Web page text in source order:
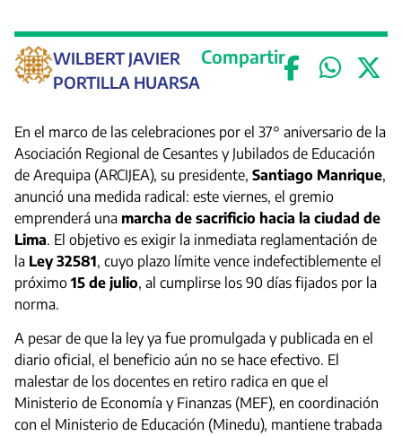
WILBERT JAVIER
PORTILLA HUARSA
Compartir
En el marco de las celebraciones por el 37° aniversario de la
Asociación Regional de Cesantes y Jubilados de Educación
de Arequipa (ARCIJEA), su presidente, Santiago Manrique,
anunció una medida radical: este viernes, el gremio
emprenderá una marcha de sacrificio hacia la ciudad de
Lima. El objetivo es exigir la inmediata reglamentación de
la Ley 32581, cuyo plazo límite vence indefectiblemente el
próximo 15 de julio, al cumplirse los 90 días fijados por la
norma.
A pesar de que la ley ya fue promulgada y publicada en el
diario oficial, el beneficio aún no se hace efectivo. El
malestar de los docentes en retiro radica en que el
Ministerio de Economía y Finanzas (MEF), en coordinación
con el Ministerio de Educación (Minedu), mantiene trabada